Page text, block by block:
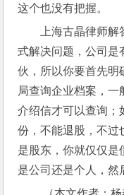
这个也没有把握。
上海古晶律师
式解决问题，公司是
伙，所以你要首先明
局查询企业档案，一
介绍信才可以查询；
份，不能退股，不过
是股东，你就仅仅是
是公司还是个人，然